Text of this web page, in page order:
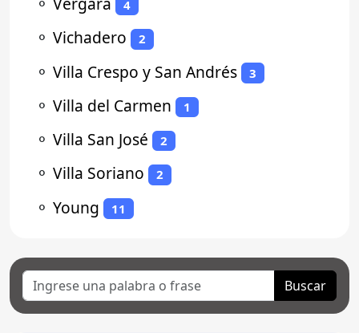
4
⚬ Vichadero 2
⚬ Villa Crespo y San Andrés 3
⚬ Villa del Carmen 1
⚬ Villa San José 2
⚬ Villa Soriano 2
⚬ Young 11
Buscar